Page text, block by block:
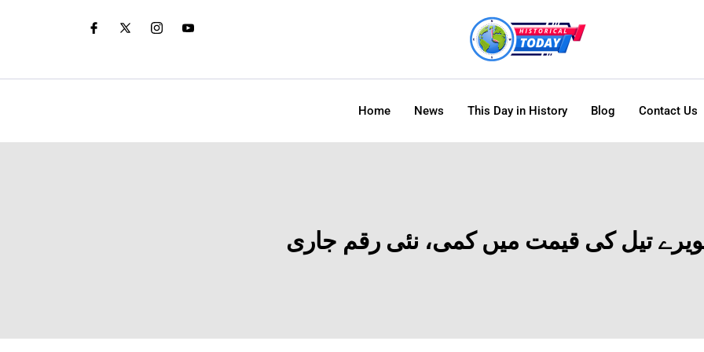
Home News This Day in History Blog Contact Us
تیل کی قیمت میں کمی، نئی رقم جاری